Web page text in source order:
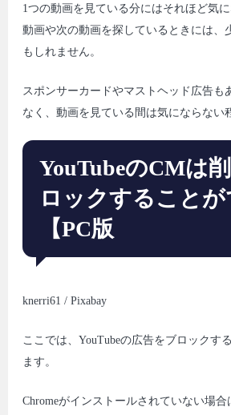
1つの動画を見ている分にはそれほど気
動画や次の動画を探しているときには、
もしれません。
スポンサーカードやマストヘッド広告も
なく、動画を見ている間は気にならない
YouTubeのCMは
ロックすること
【PC版
knerri61 / Pixabay
ここでは、YouTubeの広告をブロックす
ます。
Chromeがインストールされていない場合